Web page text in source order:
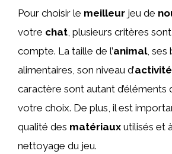
Pour choisir le meilleur jeu de
votre chat, plusieurs critères
compte. La taille de l’animal, ses
alimentaires, son niveau d’activité
caractère sont autant d’éléments
votre choix. De plus, il est
qualité des matériaux utilisés et
nettoyage du jeu.